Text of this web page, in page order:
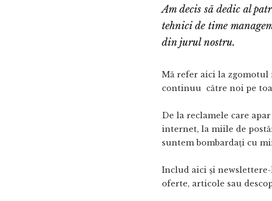
Am decis să dedic al
tehnici de time
din jurul nostru.
Mă refer aici la zgomotul
continuu către noi pe
De la reclamele care
internet, la miile de
suntem bombardați cu mii
Includ aici și
oferte, articole sau